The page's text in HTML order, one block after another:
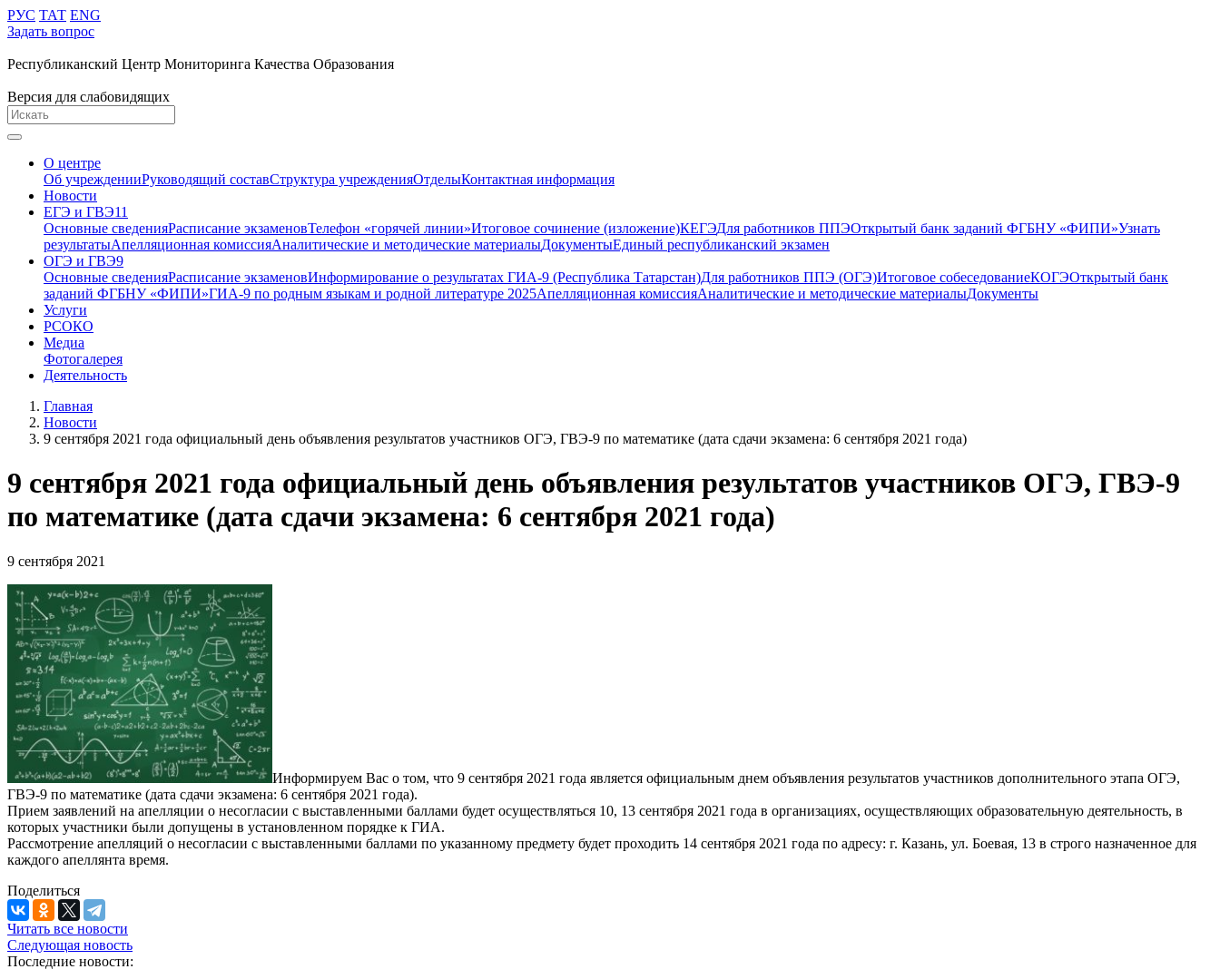
РУС ТАТ ENG
Задать вопрос
Республиканский Центр Мониторинга Качества Образования
Версия для слабовидящих
О центре
Об учрежденииРуководящий составСтруктура учрежденияОтделыКонтактная информация
Новости
ЕГЭ и ГВЭ11
Основные сведенияРасписание экзаменовТелефон «горячей линии»Итоговое сочинение (изложение)КЕГЭДля работников ППЭОткрытый банк заданий ФГБНУ «ФИПИ»Узнать
результатыАпелляционная комиссияАналитические и методические материалыДокументыЕдиный республиканский экзамен
ОГЭ и ГВЭ9
Основные сведенияРасписание экзаменовИнформирование о результатах ГИА-9 (Республика Татарстан)Для работников ППЭ (ОГЭ)Итоговое собеседованиеКОГЭОткрытый банк
заданий ФГБНУ «ФИПИ»ГИА-9 по родным языкам и родной литературе 2025Апелляционная комиссияАналитические и методические материалыДокументы
Услуги
РСОКО
Медиа
Фотогалерея
Деятельность
Главная
Новости
9 сентября 2021 года официальный день объявления результатов участников ОГЭ, ГВЭ-9 по математике (дата сдачи экзамена: 6 сентября 2021 года)
9 сентября 2021 года официальный день объявления результатов участников ОГЭ, ГВЭ-9
по математике (дата сдачи экзамена: 6 сентября 2021 года)
9 сентября 2021
Информируем Вас о том, что 9 сентября 2021 года является официальным днем объявления результатов участников дополнительного этапа ОГЭ,
ГВЭ-9 по математике (дата сдачи экзамена: 6 сентября 2021 года).
Прием заявлений на апелляции о несогласии с выставленными баллами будет осуществляться 10, 13 сентября 2021 года в организациях, осуществляющих образовательную деятельность, в
которых участники были допущены в установленном порядке к ГИА.
Рассмотрение апелляций о несогласии с выставленными баллами по указанному предмету будет проходить 14 сентября 2021 года по адресу: г. Казань, ул. Боевая, 13 в строго назначенное для
каждого апеллянта время.
Поделиться
Читать все новости
Следующая новость
Последние новости: